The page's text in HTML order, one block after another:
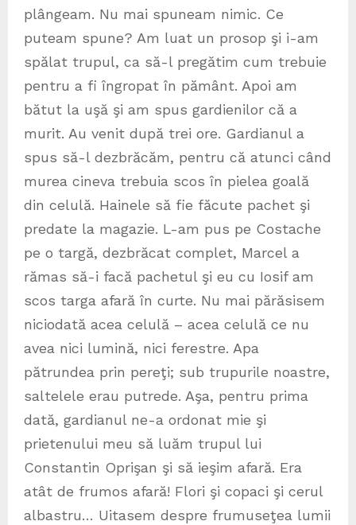
plângeam. Nu mai spuneam nimic. Ce
puteam spune? Am luat un prosop şi i-am
spălat trupul, ca să-l pregătim cum trebuie
pentru a fi îngropat în pământ. Apoi am
bătut la uşă şi am spus gardienilor că a
murit. Au venit după trei ore. Gardianul a
spus să-l dezbrăcăm, pentru că atunci când
murea cineva trebuia scos în pielea goală
din celulă. Hainele să fie făcute pachet şi
predate la magazie. L-am pus pe Costache
pe o targă, dezbrăcat complet, Marcel a
rămas să-i facă pachetul şi eu cu Iosif am
scos targa afară în curte. Nu mai părăsisem
niciodată acea celulă – acea celulă ce nu
avea nici lumină, nici ferestre. Apa
pătrundea prin pereţi; sub trupurile noastre,
saltelele erau putrede. Aşa, pentru prima
dată, gardianul ne-a ordonat mie şi
prietenului meu să luăm trupul lui
Constantin Oprişan şi să ieşim afară. Era
atât de frumos afară! Flori şi copaci şi cerul
albastru… Uitasem despre frumuseţea lumii